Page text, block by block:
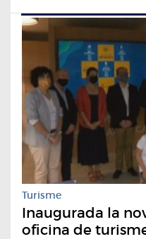
Turisme
Inaugurada la
oficina de